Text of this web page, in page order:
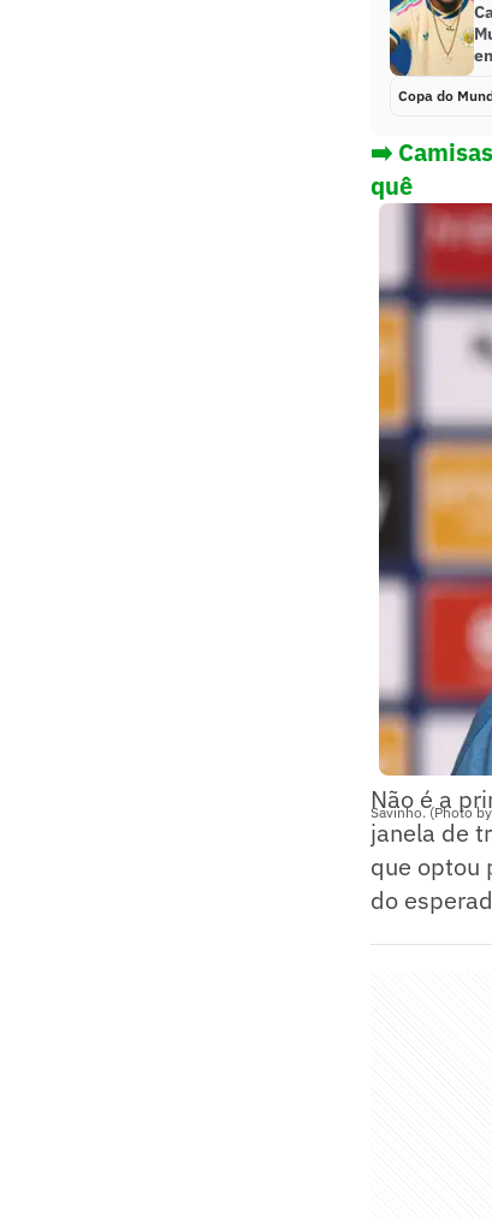
Copa do
➡️
quê
Savinho. (Photo
Não é a
janela de
que optou
do